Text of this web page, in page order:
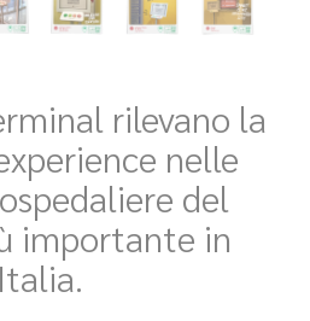
rilevano la
nelle
del
importante in
Italia.